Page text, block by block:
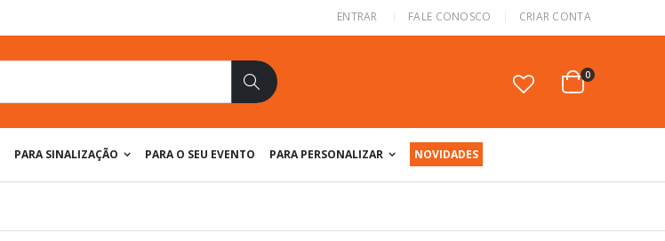
ENTRAR FALE CONOSCO CRIAR CONTA
Cart
0itens
PARA SINALIZAÇÃO PARA O SEU EVENTO PARA PERSONALIZAR NOVIDADES